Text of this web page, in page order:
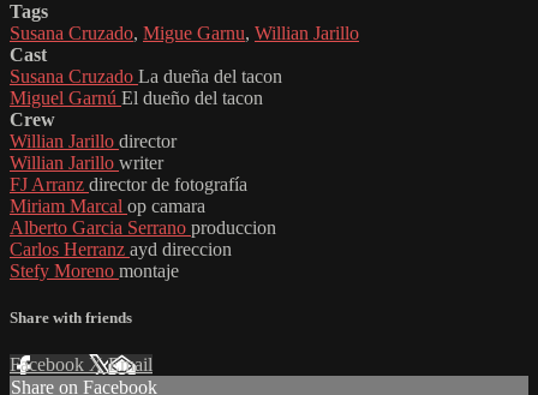
Tags
Susana Cruzado, Migue Garnu, Willian Jarillo
Cast
Susana Cruzado La dueña del tacon
Miguel Garnú El dueño del tacon
Crew
Willian Jarillo director
Willian Jarillo writer
FJ Arranz director de fotografía
Miriam Marcal op camara
Alberto Garcia Serrano produccion
Carlos Herranz ayd direccion
Stefy Moreno montaje
Share with friends
Facebook XEmail
Share on Facebook